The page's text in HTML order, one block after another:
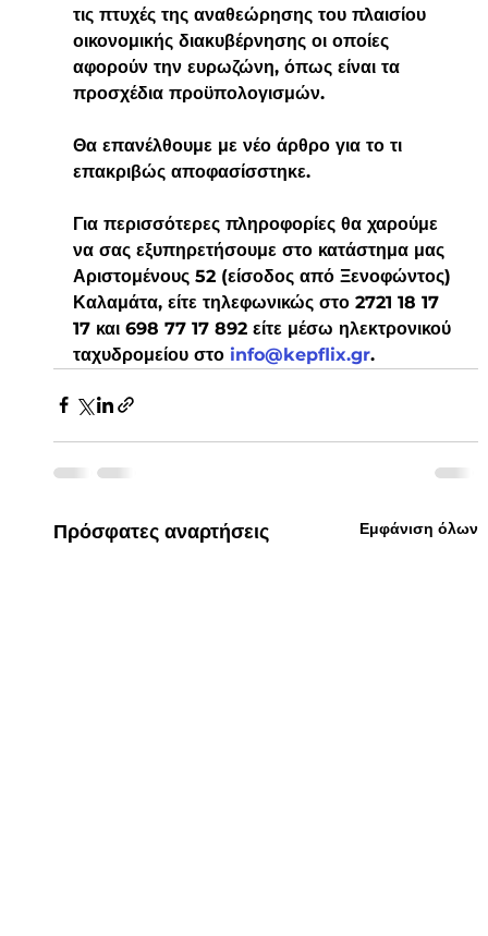
τις πτυχές της αναθεώρησης του πλαισίου
οικονομικής διακυβέρνησης οι οποίες
αφορούν την ευρωζώνη, όπως είναι τα
προσχέδια προϋπολογισμών.
Θα επανέλθουμε με νέο άρθρο για το τι
επακριβώς αποφασίσστηκε.
Για περισσότερες πληροφορίες θα χαρούμε
να σας εξυπηρετήσουμε στο κατάστημα μας
Αριστομένους 52 (είσοδος από Ξενοφώντος)
Καλαμάτα, είτε τηλεφωνικώς στο 2721 18 17
17 και 698 77 17 892 είτε μέσω ηλεκτρονικού
ταχυδρομείου στο info@kepflix.gr.
Πρόσφατες αναρτήσεις Εμφάνιση όλων